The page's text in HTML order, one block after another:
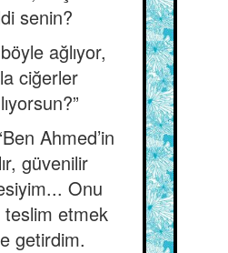
senin?
ağlıyor,
ciğerler
Ahmed’in
güvenilir
Onu
teslim etmek
getirdim.